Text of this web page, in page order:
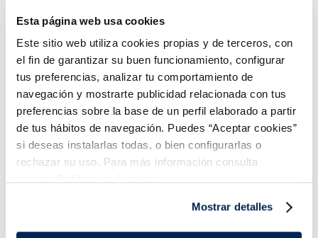
Esta página web usa cookies
Este sitio web utiliza cookies propias y de terceros, con
el fin de garantizar su buen funcionamiento, configurar
tus preferencias, analizar tu comportamiento de
navegación y mostrarte publicidad relacionada con tus
preferencias sobre la base de un perfil elaborado a partir
de tus hábitos de navegación. Puedes “Aceptar cookies”
si deseas instalarlas todas, o bien configurarlas o
rechazar su uso. Para más información consulta
Mostrar detalles
Preparación
Descongela los gambones sumergiéndolos en agua fría
durante unos 20 minutos. Una vez descongelados,
escúrrelos, pélalos y quítales la cabeza que reservarás
junto con los caparazones.
Saltea los gambones salpimentados dentro de una sartén
receta dentro de un wok, al estilo más tradicional.